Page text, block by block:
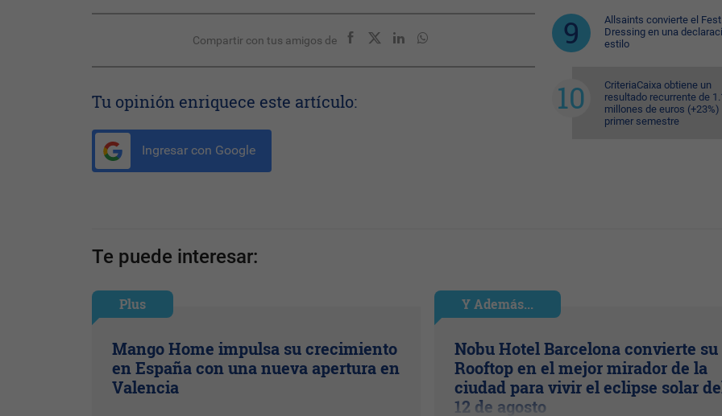
Compartir con tus amigos de
Tu opinión enriquece este artículo:
Ingresar con Google
Allsaints convierte el
Dressing en una
estilo
CriteriaCaixa obtiene un
resultado recurrente de
millones de euros (+23%)
primer semestre
Te puede interesar:
Plus
Mango Home impulsa su crecimiento
en España con una nueva apertura en
Valencia
Y Además...
Nobu Hotel Barcelona convierte su
Rooftop en el mejor mirador de la
ciudad para vivir el eclipse solar
12 de agosto